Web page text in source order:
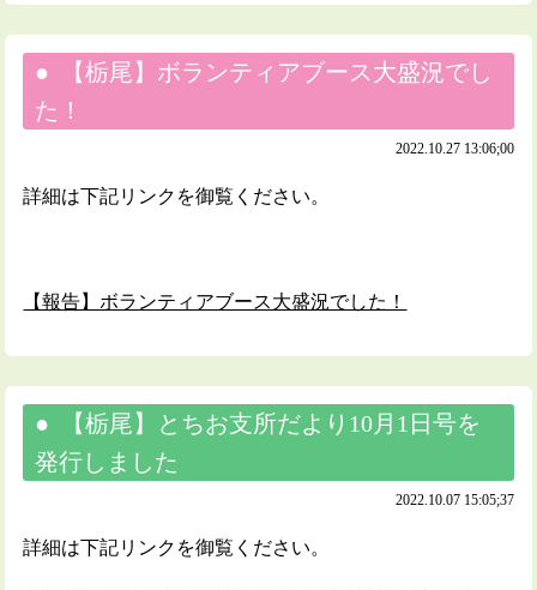
【栃尾】ボランティアブース大盛況でし
た！
2022.10.27 13:06;00
詳細は下記リンクを御覧ください。
【報告】ボランティアブース大盛況でした！
【栃尾】とちお支所だより10月1日号を
発行しました
2022.10.07 15:05;37
詳細は下記リンクを御覧ください。